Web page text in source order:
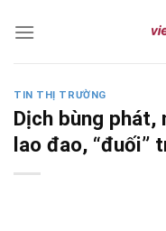
TIN THỊ TRƯỜNG
Dịch bùng phát,
lao đao, “đuối”